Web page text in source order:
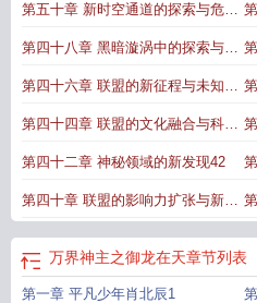
一万界神主叫什么万界神主在线阅读全
系统笔趣阁 万界神主全文阅读 万界神主
珑万界神主1 万界神话之御神系统万界
第五十章 新时空通道的探索与危机
应对
第四十八章 黑暗漩涡中的探索与发
现 法
第四十六章 联盟的新征程与未知挑
战46
第四十四章 联盟的文化融合与科技
拓展44
第四十二章 神秘领域的新发现42
第四十章 联盟的影响力扩张与新的
危机40
万界神主之御龙在天章节列表
第一章 平凡少年肖北辰1